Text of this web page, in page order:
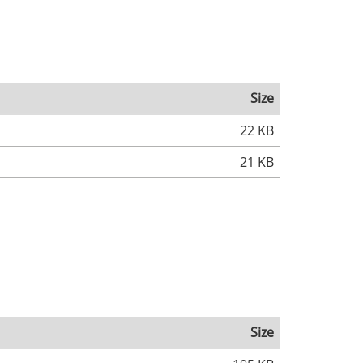
Size
22 KB
21 KB
Size